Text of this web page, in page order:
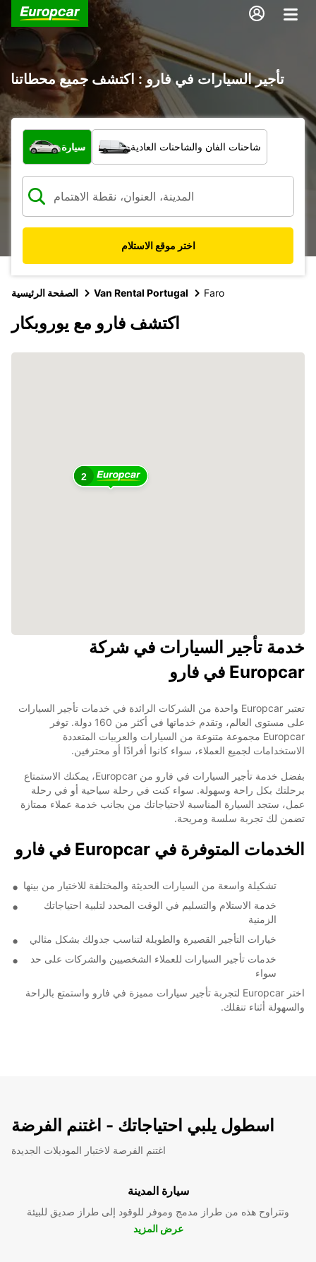
تأجير السيارات في فارو : اكتشف جميع محطاتنا
ما نوع المركبة؟
سيارة شاحنات الفان والشاحنات العادية
اختر موقع الاستلام
الصفحة الرئيسية Van Rental Portugal Faro
اكتشف فارو مع يوروبكار
2
خدمة تأجير السيارات في شركة
Europcar في فارو
تعتبر Europcar واحدة من الشركات الرائدة في خدمات تأجير السيارات
على مستوى العالم، وتقدم خدماتها في أكثر من 160 دولة. توفر
Europcar مجموعة متنوعة من السيارات والعربيات المتعددة
الاستخدامات لجميع العملاء، سواء كانوا أفرادًا أو محترفين.
بفضل خدمة تأجير السيارات في فارو من Europcar، يمكنك الاستمتاع
برحلتك بكل راحة وسهولة. سواء كنت في رحلة سياحية أو في رحلة
عمل، ستجد السيارة المناسبة لاحتياجاتك من بجانب خدمة عملاء ممتازة
تضمن لك تجربة سلسة ومريحة.
الخدمات المتوفرة في Europcar في فارو
تشكيلة واسعة من السيارات الحديثة والمختلفة للاختيار من بينها
خدمة الاستلام والتسليم في الوقت المحدد لتلبية احتياجاتك
الزمنية
خيارات التأجير القصيرة والطويلة لتناسب جدولك بشكل مثالي
خدمات تأجير السيارات للعملاء الشخصيين والشركات على حد
سواء
اختر Europcar لتجربة تأجير سيارات مميزة في فارو واستمتع بالراحة
والسهولة أثناء تنقلك.
اسطول يلبي احتياجاتك - اغتنم الفرضة
اغتنم الفرصة لاختبار الموديلات الجديدة
سيارة المدينة
وتتراوح هذه من طراز مدمج وموفر للوقود إلى طراز صديق للبيئة
عرض المزيد